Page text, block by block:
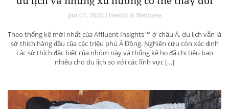
ngành du lịch thượng lưu
Jan 07, 2020 / Health & Wellness
Theo thống kê mới nhất của Affluent Insights™ ở châu Á, du lịch vẫn là
sở thích hàng đầu của các triệu phú Á Đông. Nghiên cứu còn xác định
các sở thích đặc biệt của nhóm này và thống kê họ đã chi tiêu bao
nhiêu cho du lịch so với các lĩnh vực […]